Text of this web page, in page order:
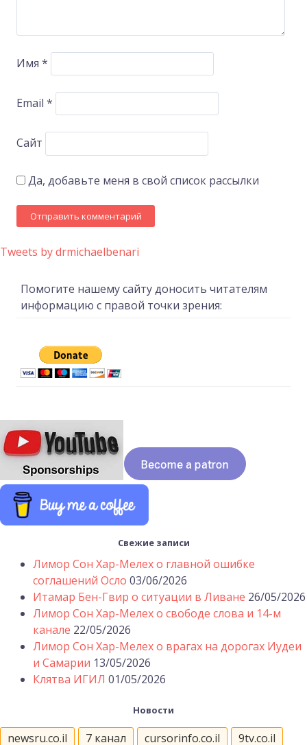
Имя *
Email *
Сайт
Да, добавьте меня в свой список рассылки
Tweets by drmichaelbenari
Помогите нашему сайту доносить читателям
информацию с правой точки зрения:
Свежие записи
Лимор Сон Хар-Мелех о главной ошибке
соглашений Осло 03/06/2026
Итамар Бен-Гвир о ситуации в Ливане 26/05/2026
Лимор Сон Хар-Мелех о свободе слова и 14-м
канале 22/05/2026
Лимор Сон Хар-Мелех о врагах на дорогах Иудеи
и Самарии 13/05/2026
Клятва ИГИЛ 01/05/2026
Новости
newsru.co.il 7 канал cursorinfo.co.il 9tv.co.il